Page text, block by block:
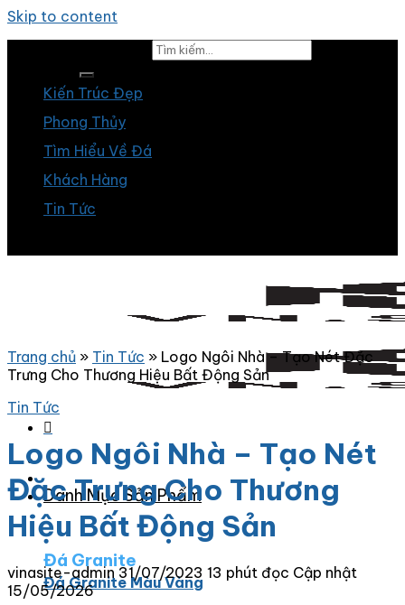
Skip to content
Kiến Trúc Đẹp
Phong Thủy
Tìm Hiểu Về Đá
Khách Hàng
Tin Tức
Danh Mục Sản Phẩm
Đá Granite
Đá Granite Màu Vàng
Trang chủ » Tin Tức » Logo Ngôi Nhà – Tạo Nét Đặc
Trưng Cho Thương Hiệu Bất Động Sản
Tin Tức
Logo Ngôi Nhà – Tạo Nét
Đặc Trưng Cho Thương
Hiệu Bất Động Sản
vinasite-admin 31/07/2023 13 phút đọc Cập nhật
15/05/2026